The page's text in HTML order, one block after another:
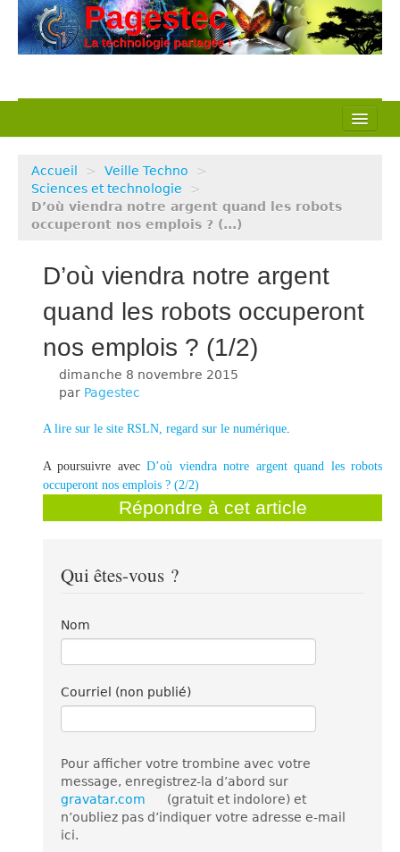
Nos actions
Notre métier
Pédagogie
Ressources
Veille Techno
Accueil > Veille Techno
>
Sciences et technologie
>
D’où viendra notre argent quand les robots
occuperont nos emplois ? (...)
D’où viendra notre argent
quand les robots occuperont
nos emplois ? (1/2)
dimanche 8 novembre 2015
par Pagestec
A lire sur le site RSLN, regard sur le numérique.
A poursuivre avecD’où viendra notre argent quand les robots
occuperont nos emplois ? (2/2)
Répondre à cet article
Qui êtes-vous ?
Nom
Courriel (non publié)
Pour afficher votre trombine avec votre
message, enregistrez-la d’abord sur
gravatar.com
(gratuit et indolore) et
n’oubliez pas d’indiquer votre adresse e-mail
ici.